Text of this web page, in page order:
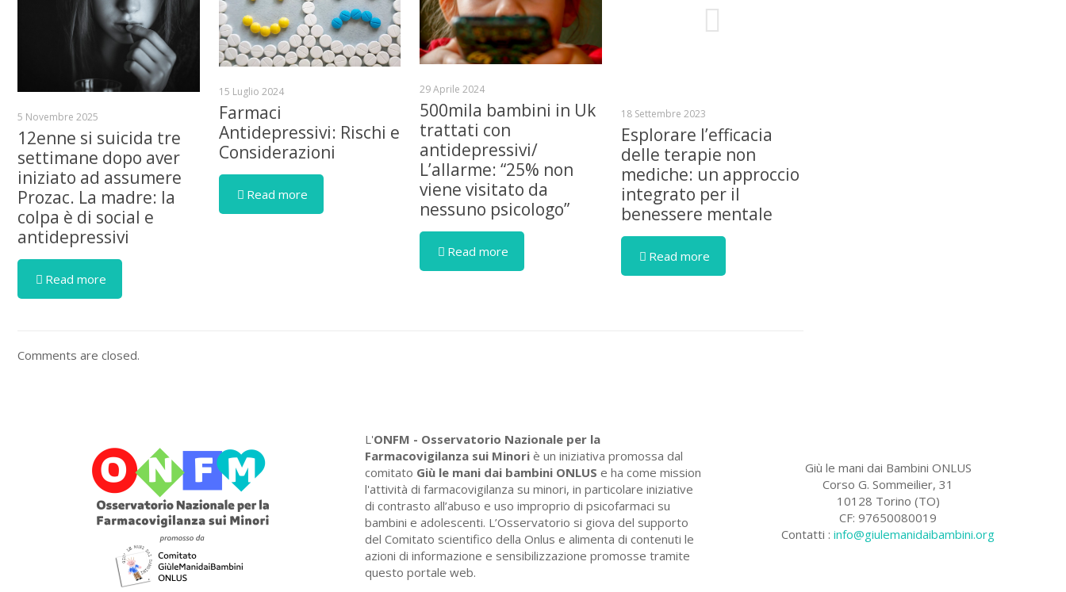
5 Novembre 2025
12enne si suicida tre
settimane dopo aver
iniziato ad assumere
Prozac. La madre: la
colpa è di social e
antidepressivi
Read more
15 Luglio 2024
Farmaci
Antidepressivi: Rischi e
Considerazioni
Read more
29 Aprile 2024
500mila bambini in Uk
trattati con
antidepressivi/
L’allarme: “25% non
viene visitato da
nessuno psicologo”
Read more
18 Settembre 2023
Esplorare l’efficacia
delle terapie non
mediche: un approccio
integrato per il
benessere mentale
Read more
Comments are closed.
L'ONFM - Osservatorio Nazionale per la
Farmacovigilanza sui Minori è un iniziativa promossa dal
comitato Giù le mani dai bambini ONLUS e ha come mission
l'attività di farmacovigilanza su minori, in particolare iniziative
di contrasto all’abuso e uso improprio di psicofarmaci su
bambini e adolescenti. L’Osservatorio si giova del supporto
del Comitato scientifico della Onlus e alimenta di contenuti le
azioni di informazione e sensibilizzazione promosse tramite
questo portale web.
Giù le mani dai Bambini ONLUS
Corso G. Sommeilier, 31
10128 Torino (TO)
CF: 97650080019
Contatti :info@giulemanidaibambini.org